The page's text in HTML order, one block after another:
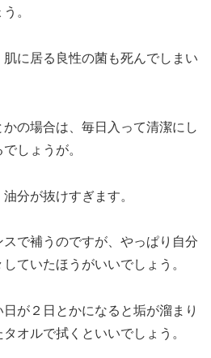
。
に居る良性の菌も死んでしまい
の場合は、毎日入って清潔にし
しょうが。
分が抜けすぎます。
で補うのですが、やっぱり自分
ていたほうがいいでしょう。
が２日とかになると垢が溜まり
オルで拭くといいでしょう。